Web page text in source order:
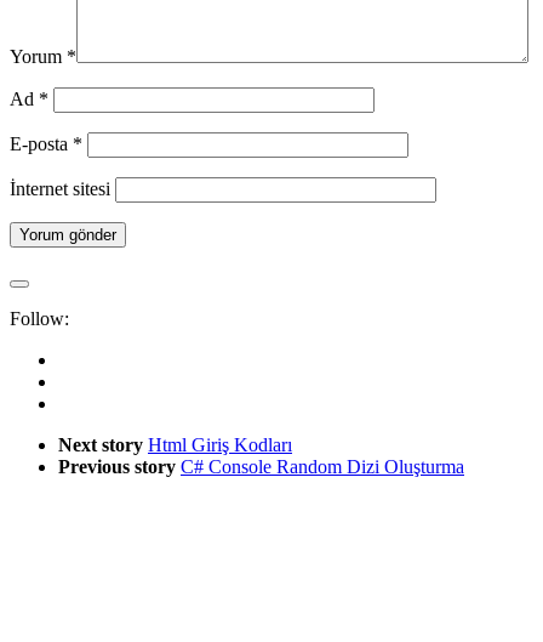
Yorum *
Ad *
E-posta *
İnternet sitesi
Follow:
Next story Html Giriş Kodları
Previous story C# Console Random Dizi Oluşturma